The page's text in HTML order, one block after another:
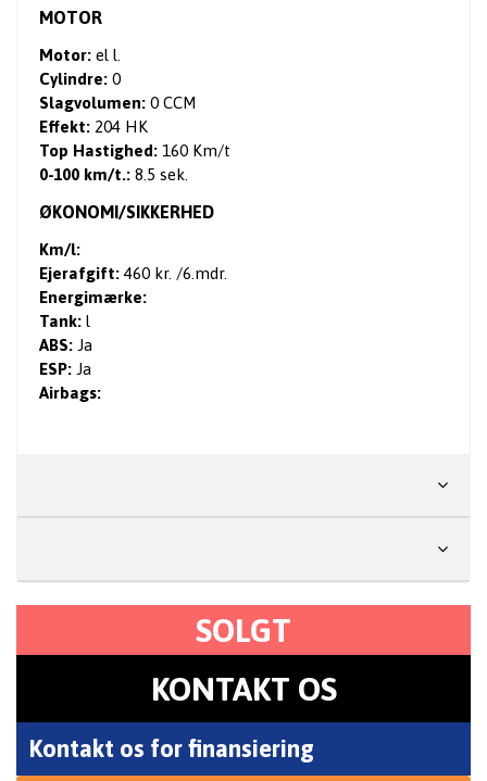
MOTOR
Motor: el l.
Cylindre: 0
Slagvolumen: 0 CCM
Effekt: 204 HK
Top Hastighed: 160 Km/t
0-100 km/t.: 8.5 sek.
ØKONOMI/SIKKERHED
Km/l:
Ejerafgift:460 kr. /6.mdr.
Energimærke:
Tank: l
ABS: Ja
ESP: Ja
Airbags:
SOLGT
KONTAKT OS
Kontakt os for finansiering